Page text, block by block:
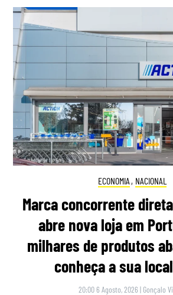
ECONOMIA , NACIONAL
Marca concorrente
abre nova loja em
milhares de produtos
conheça a sua
20:00 6 Agosto, 2026 | Gonçalo